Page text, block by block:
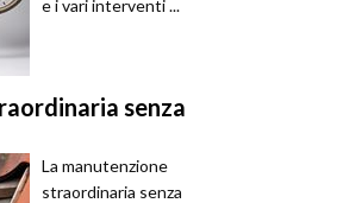
e i vari interventi ...
senza
La manutenzione
straordinaria senza